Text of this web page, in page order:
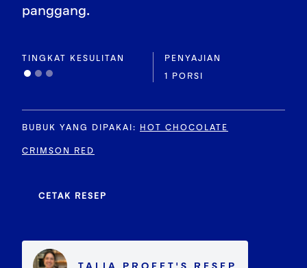
panggang.
TINGKAT KESULITAN
PENYAJIAN
1 PORSI
BUBUK YANG DIPAKAI: HOT CHOCOLATE
CRIMSON RED
CETAK RESEP